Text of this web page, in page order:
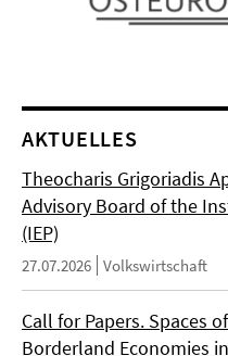
AKTUELLES
Theocharis Grigoriadis
Advisory Board of the
(IEP)
27.07.2026 Volkswirtschaft
Call for Papers. Spaces
Borderland Economies